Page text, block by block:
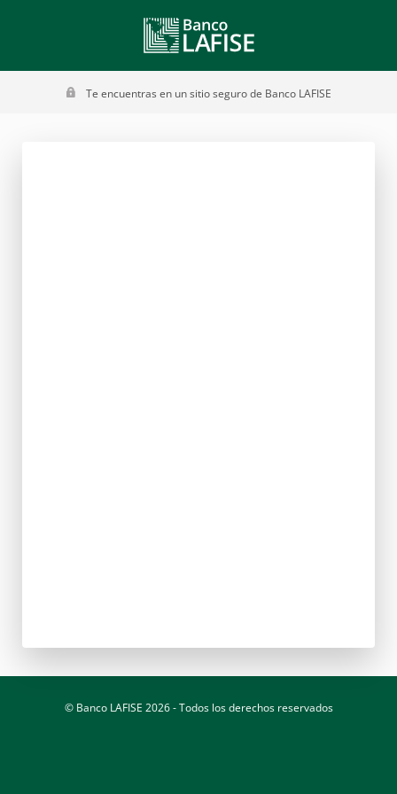
Te encuentras en un sitio seguro de Banco LAFISE
© Banco LAFISE 2026 - Todos los derechos reservados